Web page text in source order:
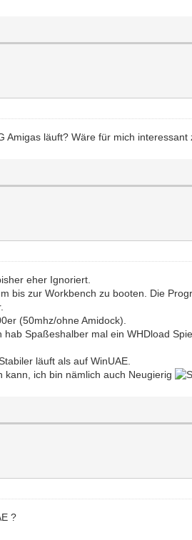
läuft? Wäre für mich
eher Ignoriert.
bis zur Workbench zu booten. Die
(50mhz/ohne Amidock).
Spaßeshalber mal ein WHDload
läuft als auf WinUAE.
ich bin nämlich auch Neugierig
?